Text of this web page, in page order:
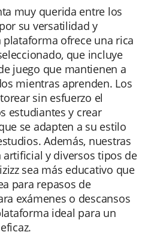
muy querida entre los
su versatilidad y
ofrece una rica
que incluye
juego que mantienen a
mientras aprenden. Los
sin esfuerzo el
estudiantes y crear
se adapten a su estilo
Además, nuestras
y diversos tipos de
sea más educativo que
para repasos de
exámenes o descansos
ideal para un